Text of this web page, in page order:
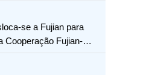
se a Fujian para
Cooperação Fujian-